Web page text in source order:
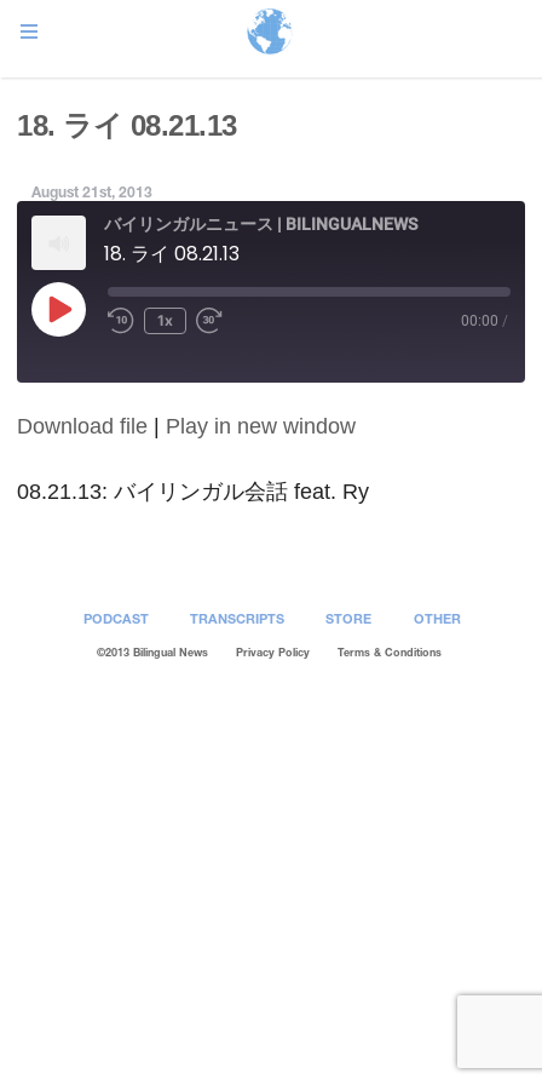
18. ライ 08.21.13
August 21st, 2013
バイリンガルニュース | BILINGUALNEWS
18. ライ 08.21.13
Play
Episode
1x 00:00 /
SHARE
LINK
Download file Play in new window
08.21.13: バイリンガル会話 feat. Ry
PODCAST TRANSCRIPTS STORE OTHER
©2013 Bilingual News Privacy Policy Terms & Conditions